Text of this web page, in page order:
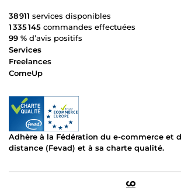
38 911 services disponibles
1 335 145 commandes effectuées
99 % d’avis positifs
Services
Freelances
ComeUp
Adhère à la Fédération du e-commerce et
distance (Fevad) et à sa charte qualité.